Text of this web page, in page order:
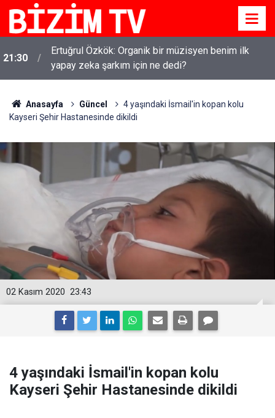
21:30
Ertuğrul Özkök: Organik bir müzisyen benim ilk
yapay zeka şarkım için ne dedi?
16:11
Kirli çamaşırlar ortaya serildi... ROK itirafçı mı oldu?
Fatih Altaylı'dan bomba iddia
Anasayfa Güncel
4 yaşındaki İsmail'in kopan kolu
Kayseri Şehir Hastanesinde dikildi
23:43
02 Kasım 2020
4 yaşındaki İsmail'in kopan kolu
Kayseri Şehir Hastanesinde dikildi